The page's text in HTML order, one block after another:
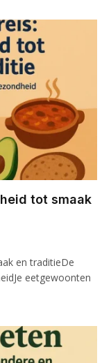
tot smaak
en traditieDe
eetgewoonten